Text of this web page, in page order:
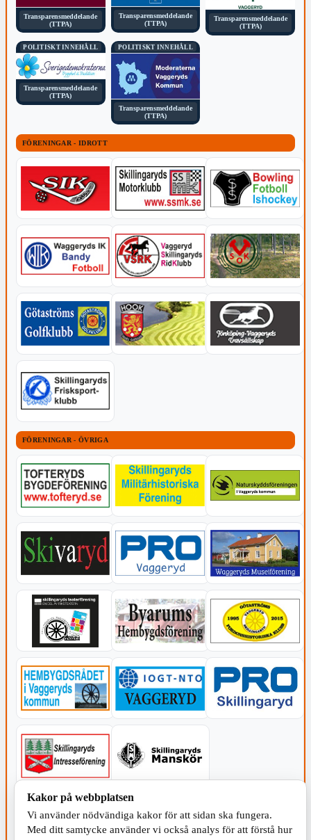
Transparensmeddelande
(TTPA)
Transparensmeddelande
(TTPA)
Transparensmeddelande
(TTPA)
POLITISKT INNEHÅLL
Transparensmeddelande
(TTPA)
POLITISKT INNEHÅLL
Transparensmeddelande
(TTPA)
FÖRENINGAR - IDROTT
FÖRENINGAR - ÖVRIGA
KOMMUNEN
Kakor på webbplatsen
Vi använder nödvändiga kakor för att sidan ska fungera.
Med ditt samtycke använder vi också analys för att förstå hur